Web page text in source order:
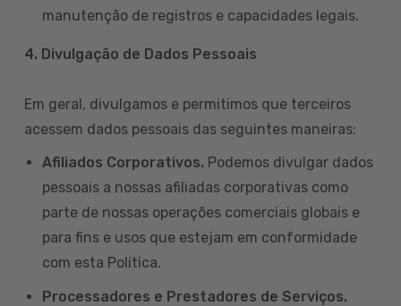
manutenção de registros e capacidades legais.
4. Divulgação de Dados Pessoais
Em geral, divulgamos e permitimos que terceiros
acessem dados pessoais das seguintes maneiras:
Afiliados Corporativos. Podemos divulgar dados
pessoais a nossas afiliadas corporativas como
parte de nossas operações comerciais globais e
para fins e usos que estejam em conformidade
com esta Política.
Processadores e Prestadores de Serviços.